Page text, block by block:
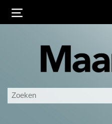
Ingelogd blijven